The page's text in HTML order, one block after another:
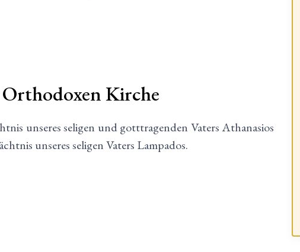
Kirche
unseres seligen und gotttragenden Vaters Athanasios
unseres seligen Vaters Lampados.